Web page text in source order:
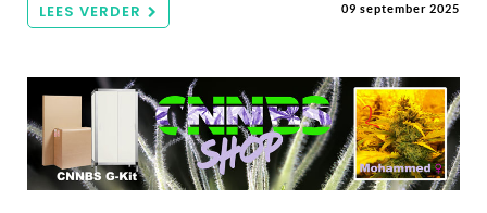
LEES VERDER 09 september 2025